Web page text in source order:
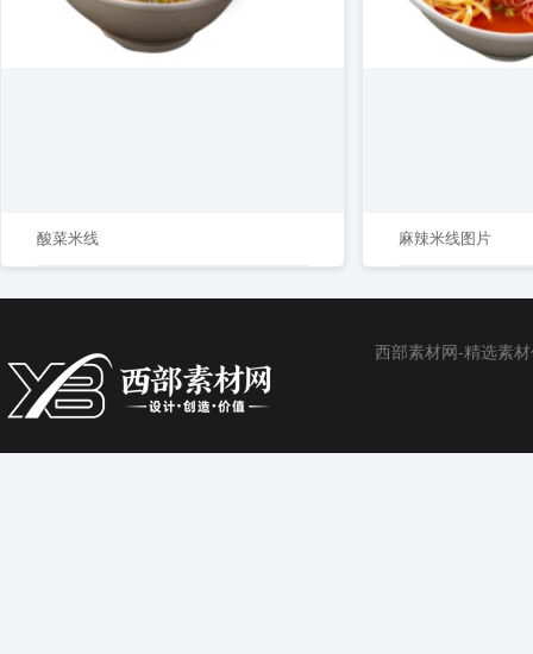
酸菜米线 麻辣米线图片
西部素材网-精选素